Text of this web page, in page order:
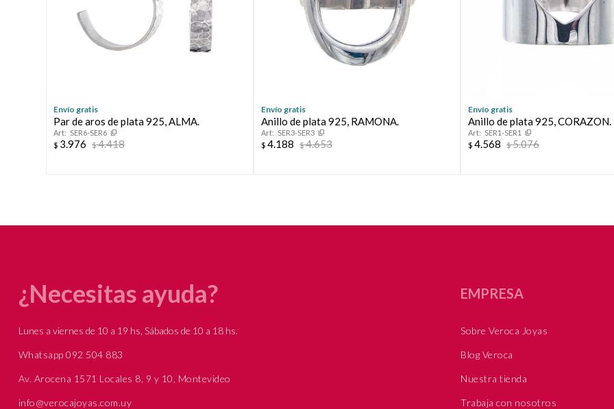
Envío gratis
Par de aros de plata 925, ALMA.
SER6-SER6
$ 3.976 $4.418
Envío gratis
Anillo de plata 925, RAMONA.
SER3-SER3
$ 4.188 $4.653
Envío gratis
Anillo de plata 925, CORAZON.
SER1-SER1
$ 4.568 $5.076
¿Necesitas ayuda?
Lunes a viernes de 10 a 19 hs, Sábados de 10 a 18 hs.
Whatsapp 092 504 883
Av. Arocena 1571 Locales 8, 9 y 10, Montevideo
info@verocajoyas.com.uy
EMPRESA
Sobre Veroca Joyas
Blog Veroca
Nuestra tienda
Trabaja con nosotros